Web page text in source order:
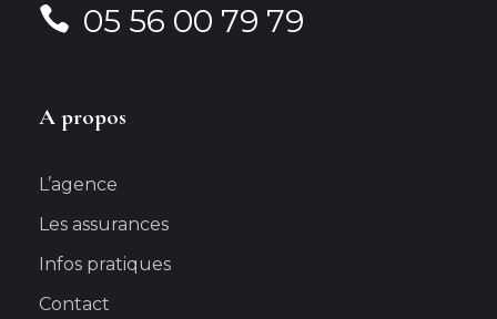
Pas nécessaire
05 56 00 79 79
A propos
L’agence
Les assurances
Infos pratiques
Contact